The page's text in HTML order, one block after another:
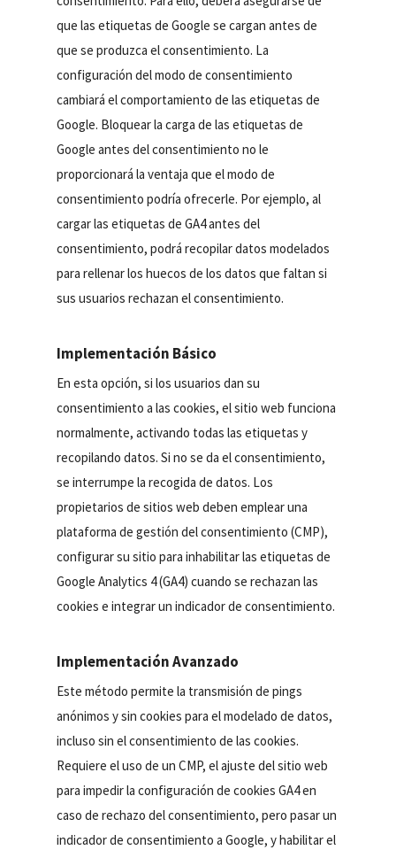
que las etiquetas de Google se cargan antes de
que se produzca el consentimiento. La
configuración del modo de consentimiento
cambiará el comportamiento de las etiquetas de
Google. Bloquear la carga de las etiquetas de
Google antes del consentimiento no le
proporcionará la ventaja que el modo de
consentimiento podría ofrecerle. Por ejemplo, al
cargar las etiquetas de GA4 antes del
consentimiento, podrá recopilar datos modelados
para rellenar los huecos de los datos que faltan si
sus usuarios rechazan el consentimiento.
Implementación Básico
En esta opción, si los usuarios dan su
consentimiento a las cookies, el sitio web funciona
normalmente, activando todas las etiquetas y
recopilando datos. Si no se da el consentimiento,
se interrumpe la recogida de datos. Los
propietarios de sitios web deben emplear una
plataforma de gestión del consentimiento (CMP),
configurar su sitio para inhabilitar las etiquetas de
Google Analytics 4 (GA4) cuando se rechazan las
cookies e integrar un indicador de consentimiento.
Implementación Avanzado
Este método permite la transmisión de pings
anónimos y sin cookies para el modelado de datos,
incluso sin el consentimiento de las cookies.
Requiere el uso de un CMP, el ajuste del sitio web
para impedir la configuración de cookies GA4 en
caso de rechazo del consentimiento, pero pasar un
indicador de consentimiento a Google, y habilitar el